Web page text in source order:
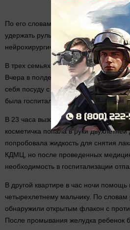
По его словам, у него резко
удержать руль. Водителя доставили
нейрохирургическое отделение.
В трех семьях малыши пострадали по
Вчера в полдень на кухне годовалая
себя посуду с кипятком - у нее ожоги
была госпитализирована в КДМЦ.
В 23 часа вызов поступил из
косметичка попала в руки двухлетней
попробовала жидкость для снятия
КДМЦ, но после проведенных
необходимость в госпитализации
В другой квартире в час ночи помощь
четырехлетнему мальчику. По словам
обнаружили открытым флакон с
После промывания желудка ребенок